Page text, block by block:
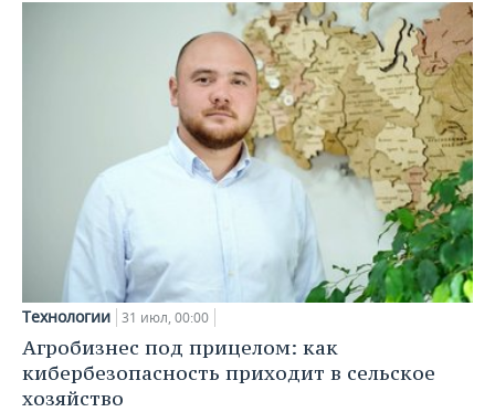
Технологии 31 июл, 00:00
Агробизнес под прицелом: как
кибербезопасность приходит в сельское
хозяйство